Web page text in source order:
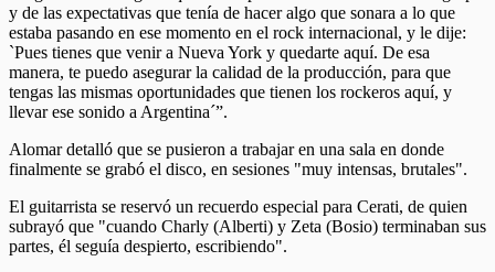
y de las expectativas que tenía de hacer algo que sonara a lo que
estaba pasando en ese momento en el rock internacional, y le dije:
`Pues tienes que venir a Nueva York y quedarte aquí. De esa
manera, te puedo asegurar la calidad de la producción, para que
tengas las mismas oportunidades que tienen los rockeros aquí, y
llevar ese sonido a Argentina´”.
Alomar detalló que se pusieron a trabajar en una sala en donde
finalmente se grabó el disco, en sesiones "muy intensas, brutales".
El guitarrista se reservó un recuerdo especial para Cerati, de quien
subrayó que "cuando Charly (Alberti) y Zeta (Bosio) terminaban sus
partes, él seguía despierto, escribiendo".